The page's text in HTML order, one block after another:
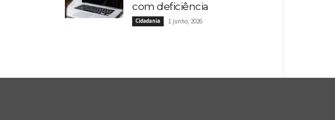
com deficiência
Cidadania 1 junho, 2026